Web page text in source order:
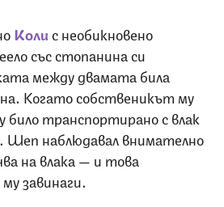
Колис необикновено
със стопанина си
между двамата била
Когато собственикът му
било транспортирано с влак
наблюдавал внимателно
на влака — и това
завинаги.